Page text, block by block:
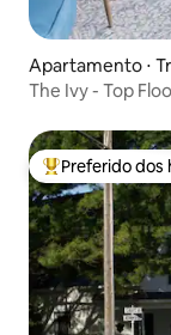
Apartamento ⋅
The Ivy - Top
Entre os
Preferido dos